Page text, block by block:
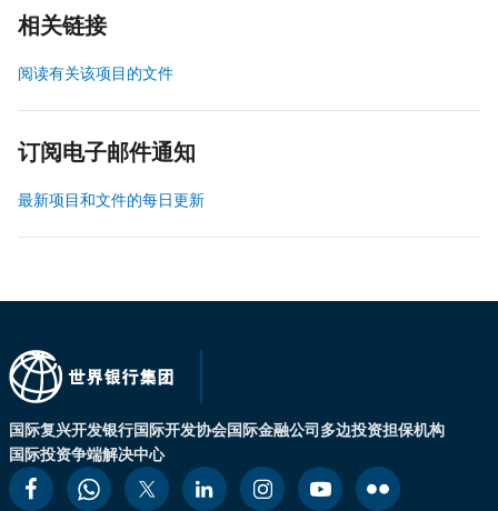
相关链接
阅读有关该项目的文件
订阅电子邮件通知
最新项目和文件的每日更新
国际复兴开发银行国际开发协会国际金融公司多边投资担保机构
国际投资争端解决中心